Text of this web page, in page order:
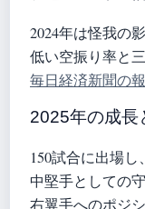
2024年は怪我の
低い空振り率と
毎日経済新聞の
2025年の成長
150試合に出場し
中堅手としての
右翼手へのポジ